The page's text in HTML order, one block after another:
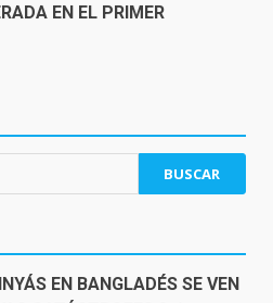
EN EL PRIMER
EN BANGLADÉS SE VEN